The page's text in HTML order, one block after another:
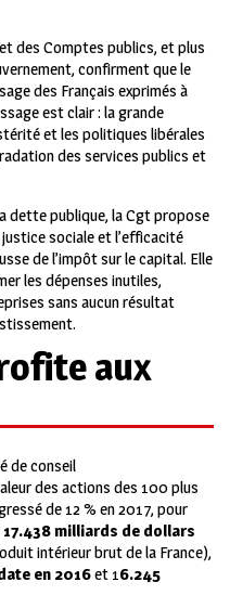
des Comptes publics, et plus
confirment que le
des Français exprimés à
est clair : la grande
et les politiques libérales
des services publics et
dette publique, la Cgt propose
sociale et l’efficacité
de l’impôt sur le capital. Elle
les dépenses inutiles,
sans aucun résultat
aux
de conseil
des actions des 100 plus
de 12 % en 2017, pour
17.438 milliards de dollars
intérieur brut de la France),
en 2016et 16.245